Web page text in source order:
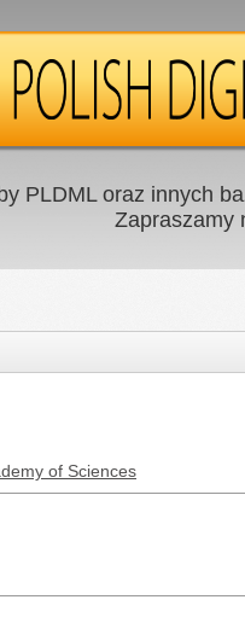
PLDML oraz innych
Zapraszamy
of Sciences